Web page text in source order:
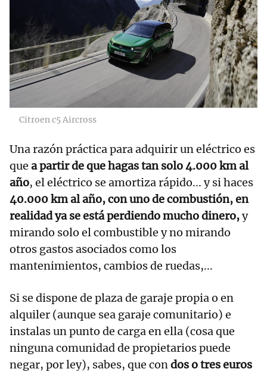
Citroen c5 Aircross
Una razón práctica para adquirir un eléctrico es
que a partir de que hagas tan solo 4.000 km al
año, el eléctrico se amortiza rápido... y si haces
40.000 km al año, con uno de combustión, en
realidad ya se está perdiendo mucho dinero,y
mirando solo el combustible y no mirando
otros gastos asociados como los
mantenimientos, cambios de ruedas,...
Si se dispone de plaza de garaje propia o en
alquiler (aunque sea garaje comunitario) e
instalas un punto de carga en ella (cosa que
ninguna comunidad de propietarios puede
negar, por ley), sabes, que condos o tres euros